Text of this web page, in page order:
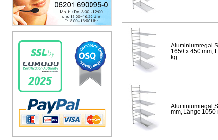
Aluminiumregal
1650 x 450 mm,
kg
Aluminiumregal
mm, Länge 1050